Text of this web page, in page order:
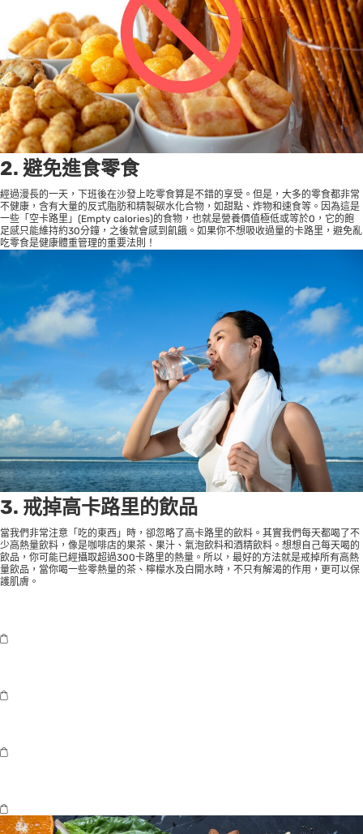
2. 避免進食零食
經過漫長的一天，下班後在沙發上吃零食算是不錯的享受。但是，大多的零食都非常
不健康，含有大量的反式脂肪和精製碳水化合物，如甜點、炸物和速食等。因為這是
一些「空卡路里」(Empty calories)的食物，也就是營養價值極低或等於0，它的飽
足感只能維持約30分鐘，之後就會感到飢餓。如果你不想吸收過量的卡路里，避免亂
吃零食是健康體重管理的重要法則！
3. 戒掉高卡路里的飲品
當我們非常注意「吃的東西」時，卻忽略了高卡路里的飲料。其實我們每天都喝了不
少高熱量飲料，像是咖啡店的果茶、果汁、氣泡飲料和酒精飲料。想想自己每天喝的
飲品，你可能已經攝取超過300卡路里的熱量。所以，最好的方法就是戒掉所有高熱
量飲品，當你喝一些零熱量的茶、檸檬水及白開水時，不只有解渴的作用，更可以保
護肌膚。